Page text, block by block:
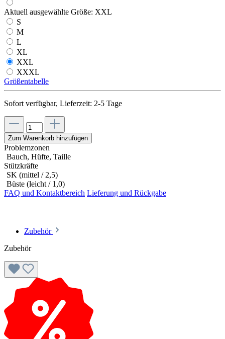
Aktuell ausgewählte Größe: XXL
S
M
L
XL
XXL
XXXL
Größentabelle
Sofort verfügbar, Lieferzeit: 2-5 Tage
Zum Warenkorb hinzufügen
Problemzonen
Bauch, Hüfte, Taille
Stützkräfte
SK (mittel / 2,5)
Büste (leicht / 1,0)
FAQ und Kontaktbereich Lieferung und Rückgabe
Zubehör
Zubehör